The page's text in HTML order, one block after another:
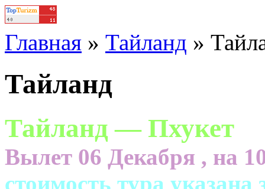
Главная » Тайланд »
Тайланд
Тайланд — Пхукет
Вылет 06 Декабря , на
cтоимость тура указана